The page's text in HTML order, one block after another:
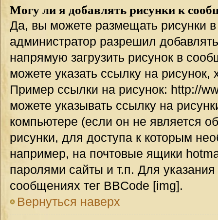
Могу ли я добавлять рисунки к
Да, вы можете размещать рисунки
администратор разрешил
напрямую загрузить рисунок в
можете указать ссылку на
Пример ссылки на рисунок: http://
можете указывать ссылку на
компьютере (если он не является
рисунки, для доступа к которым
например, на почтовые ящики
паролями сайты и т.п. Для
сообщениях тег BBCode [img].
Вернуться наверх